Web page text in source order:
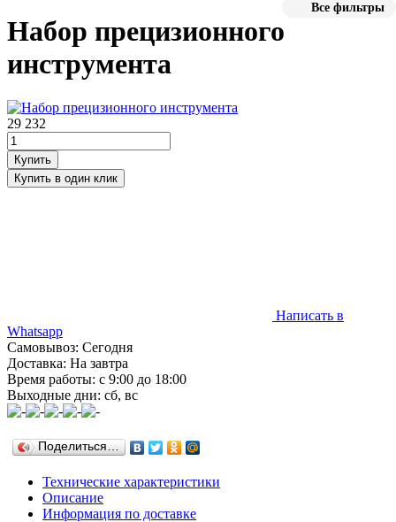
Все фильтры
Набор прецизионного
инструмента
29 232
Написать в
Whatsapp
Самовывоз: Сегодня
Доставка: На завтра
Время работы: с 9:00 до 18:00
Выходные дни: сб, вс
Поделиться…
Технические характеристики
Описание
Информация по доставке